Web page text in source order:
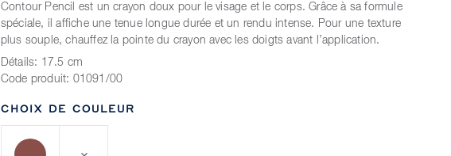
Contour Pencil est un crayon doux pour le visage et le corps. Grâce à sa formule
spéciale, il affiche une tenue longue durée et un rendu intense. Pour une texture
plus souple, chauffez la pointe du crayon avec les doigts avant l’application.
Détails: 17.5 cm
Code produit: 01091/00
CHOIX DE COULEUR